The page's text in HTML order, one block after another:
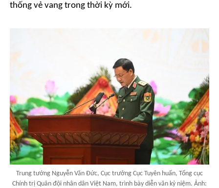
thống vẻ vang trong thời kỳ mới.
Trung tướng Nguyễn Văn Đức, Cục trưởng Cục Tuyên huấn, Tổng cục
Chính trị Quân đội nhân dân Việt Nam, trình bày diễn văn kỷ niệm. Ảnh: